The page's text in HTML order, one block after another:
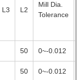
L3 L2
Mill Dia.
Tolerance
50 0~-0.012
50 0~-0.012